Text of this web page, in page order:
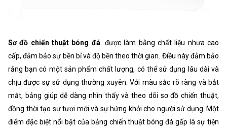
Sơ đồ chiến thuật bóng đá
được làm bằng chất liệu nhựa cao
cấp, đảm bảo sự bền bỉ và độ bền theo thời gian. Điều này đảm bảo
rằng bạn có một sản phẩm chất lượng, có thể sử dụng lâu dài và
chịu được sự sử dụng thường xuyên. Với màu sắc rõ ràng và bắt
mắt, bảng giúp dễ dàng nhìn thấy và theo dõi sơ đồ chiến thuật,
đồng thời tạo sự tươi mới và sự hứng khởi cho người sử dụng. Một
điểm đặc biệt nổi bật của bảng chiến thuật bóng đá gấp là sự tiện